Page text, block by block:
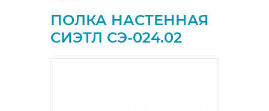
ПОЛКА НАСТЕННАЯ
СИЭТЛ СЭ-024.02